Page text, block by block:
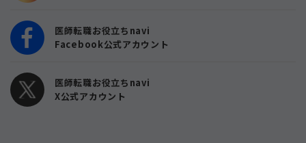
医師転職お役立ちnavi
Facebook公式アカウント
医師転職お役立ちnavi
X公式アカウント